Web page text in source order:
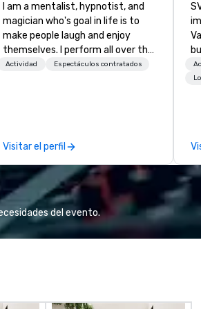
I am a mentalist, hypnotist, and
magician who's goal in life is to
make people laugh and enjoy
themselves. I perform all over the
world bringing my own unique
you make your event a success.
Actividad Espectáculos contratados
Visitar el perfil
del evento.